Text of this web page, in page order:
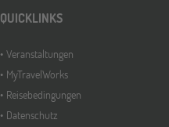
QUICKLINKS
Veranstaltungen
MyTravelWorks
Reisebedingungen
Datenschutz